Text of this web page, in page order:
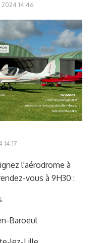
14:46
l'aérodrome à
vous à 9H30 :
Baroeul